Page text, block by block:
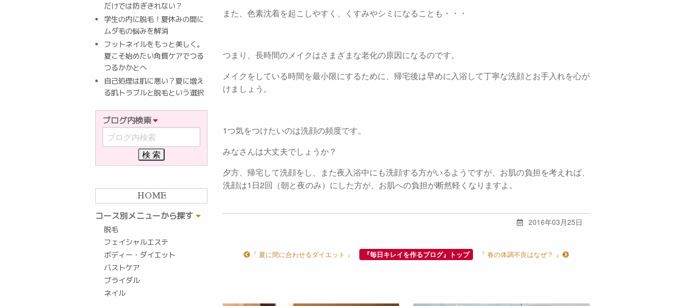
だけでは防ぎきれない？
学生の内に脱毛！夏休みの間に
ムダ毛の悩みを解消
フットネイルをもっと美しく。
夏こそ始めたい角質ケアでつる
つるかかとへ
自己処理は肌に悪い？夏に増え
る肌トラブルと脱毛という選択
ブログ内検索
HOME
コース別メニューから探す
脱毛
フェイシャルエステ
ボディー・ダイエット
バストケア
ブライダル
ネイル
また、色素沈着を起こしやすく、くすみやシミになることも・・・
つまり、長時間のメイクはさまざまな老化の原因になるのです。
メイクをしている時間を最小限にするために、帰宅後は早めに入浴して丁寧な洗顔とお手入れを心が
けましょう。
1つ気をつけたいのは洗顔の頻度です。
みなさんは大丈夫でしょうか？
夕方、帰宅して洗顔をし、また夜入浴中にも洗顔する方がいるようですが、お肌の負担を考えれば、
洗顔は1日2回（朝と夜のみ）にした方が、お肌への負担が断然軽くなりますよ。
2016年03月25日
『 夏に間に合わせるダイエット 』 『毎日キレイを作るブログ』トップ 『 春の体調不良はなぜ？ 』